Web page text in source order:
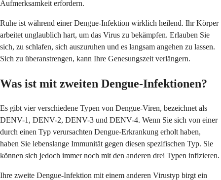
Aufmerksamkeit erfordern.
Ruhe ist während einer Dengue-Infektion wirklich heilend. Ihr Körper
arbeitet unglaublich hart, um das Virus zu bekämpfen. Erlauben Sie
sich, zu schlafen, sich auszuruhen und es langsam angehen zu lassen.
Sich zu überanstrengen, kann Ihre Genesungszeit verlängern.
Was ist mit zweiten Dengue-Infektionen?
Es gibt vier verschiedene Typen von Dengue-Viren, bezeichnet als
DENV-1, DENV-2, DENV-3 und DENV-4. Wenn Sie sich von einer
durch einen Typ verursachten Dengue-Erkrankung erholt haben,
haben Sie lebenslange Immunität gegen diesen spezifischen Typ. Sie
können sich jedoch immer noch mit den anderen drei Typen infizieren.
Ihre zweite Dengue-Infektion mit einem anderen Virustyp birgt ein